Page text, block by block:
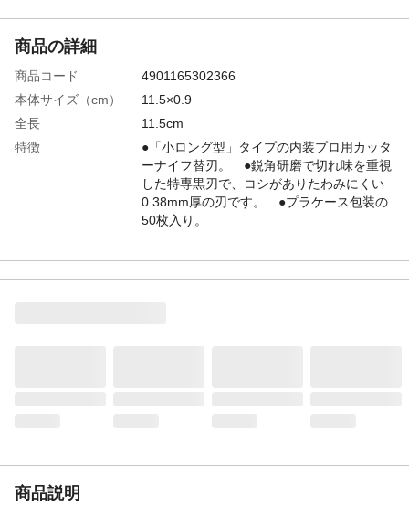
商品の詳細
商品コード
4901165302366
本体サイズ（cm）
11.5×0.9
全長
11.5cm
特徴
●「小ロング型」タイプの内装プロ用カッタ
ーナイフ替刃。 ●鋭角研磨で切れ味を重視
した特専黒刃で、コシがありたわみにくい
0.38mm厚の刃です。 ●プラケース包装の
50枚入り。
商品説明